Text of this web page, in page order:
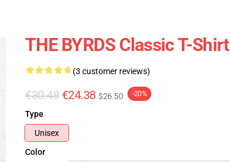
THE BYRDS Classic T-Shirt
(3 customer reviews)
€30.48 €24.38 $26.50 -20%
Type
Unisex
Color